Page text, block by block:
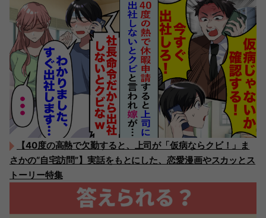
【40度の高熱で欠勤すると、上司が「仮病ならクビ！」ま
さかの“自宅訪問”】実話をもとにした、恋愛漫画やスカッとス
トーリー特集